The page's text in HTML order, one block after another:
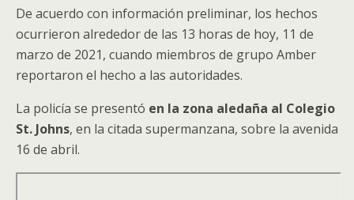
De acuerdo con información preliminar, los hechos
ocurrieron alrededor de las 13 horas de hoy, 11 de
marzo de 2021, cuando miembros de grupo Amber
reportaron el hecho a las autoridades.
La policía se presentó en la zona aledaña al Colegio
St. Johns, en la citada supermanzana, sobre la avenida
16 de abril.